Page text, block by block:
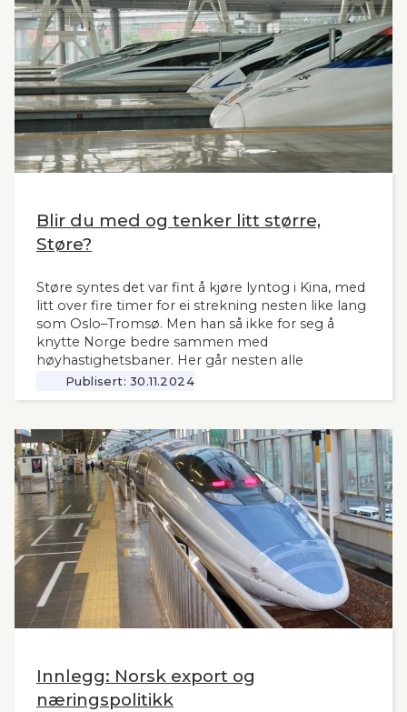
Norge og til våre naboland.
Blir du med og tenker litt større,
Støre?
Støre syntes det var fint å kjøre lyntog i Kina, med
litt over fire timer for ei strekning nesten like lang
som Oslo–Tromsø. Men han så ikke for seg å
knytte Norge bedre sammen med
høyhastighetsbaner. Her går nesten alle
jernbanemidlene til det sentrale Østlandet.
Markedet, mulighetene og behovene for raske,
vanskelig for å se. Slik innleder lederne og
sekretær i Lyntogforum Vestlandsbanen
kronikken sin i Stavanger Aftenblad 26.11.2024.
Publisert: 30.11.2024
Innlegg: Norsk export og
næringspolitikk